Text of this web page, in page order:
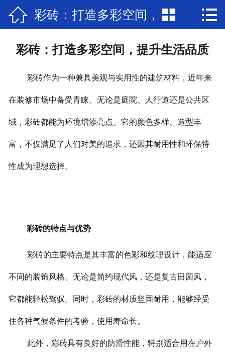
 网站首页
在线留言
 彩砖：打造多彩空间，
提升生活品质
 
彩砖：打造多彩空间，提升生活品质
彩砖作为一种兼具美观与实用性的建筑材料，近年来
在装修市场中备受青睐。无论是庭院、人行道还是公共区
域，彩砖都能为环境增添亮点。它的颜色多样、造型丰
富，不仅满足了人们对美的追求，还因其耐用性和环保特
性成为理想选择。
彩砖的特点与优势
彩砖的主要特点是其丰富的色彩和纹理设计，能适应
不同的装饰风格。无论是简约现代风，还是复古田园风，
它都能轻松驾驭。同时，彩砖的材质坚固耐用，能够经受
住各种气候条件的考验，使用寿命长。
此外，彩砖具有良好的防滑性能，特别适合用在户外